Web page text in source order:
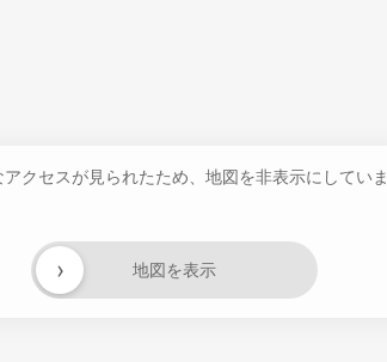
アクセスが見られたため、地図を非表示にしていま
地図を表示
›